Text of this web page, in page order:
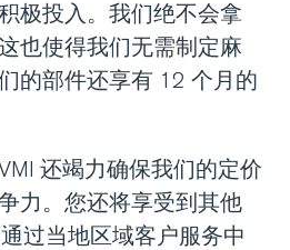
备
极投入。我们绝不会拿
也使得我们无需制定麻
的部件还享有 12 个月的
还竭力确保我们的定价
力。您还将享受到其他
过当地区域客户服务中